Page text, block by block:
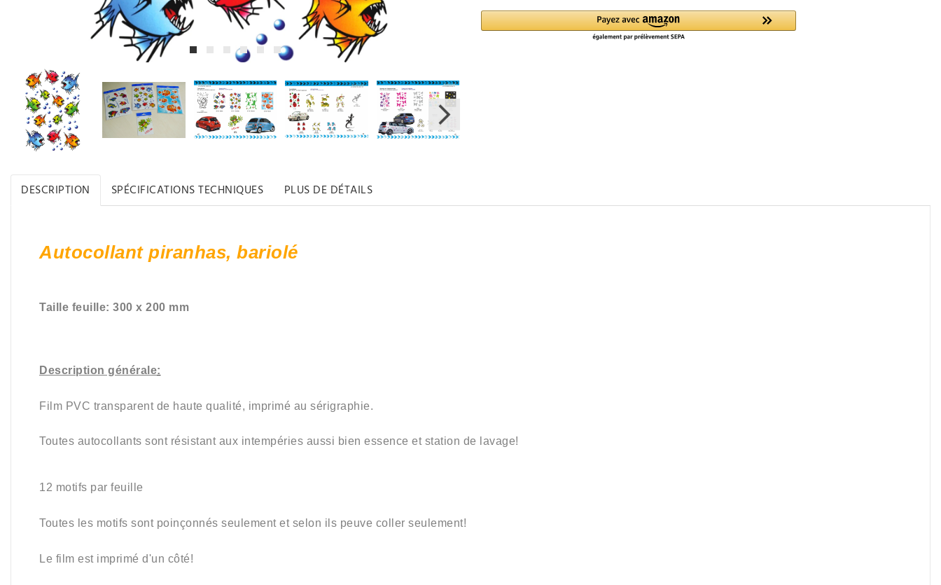
DESCRIPTION SPÉCIFICATIONS TECHNIQUES PLUS DE DÉTAILS
Autocollant piranhas, bariolé
Taille feuille: 300 x 200 mm
Description générale:
Film PVC transparent de haute qualité, imprimé au sérigraphie.
Toutes autocollants sont résistant aux intempéries aussi bien essence et station de lavage!
12 motifs par feuille
Toutes les motifs sont poinçonnés seulement et selon ils peuve coller seulement!
Le film est imprimé d'un côté!